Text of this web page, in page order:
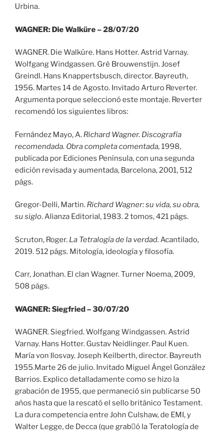
Urbina.
WAGNER: Die Walküre – 28/07/20
WAGNER. Die Walküre. Hans Hotter. Astrid Varnay.
Wolfgang Windgassen. Gré Brouwenstijn. Josef
Greindl. Hans Knappertsbusch, director. Bayreuth,
1956. Martes 14 de Agosto. Invitado Arturo Reverter.
Argumenta porque seleccionó este montaje. Reverter
recomendó los siguientes libros:
Fernández Mayo, A. Richard Wagner. Discografía
recomendada. Obra completa comentada, 1998,
publicada por Ediciones Península, con una segunda
edición revisada y aumentada, Barcelona, 2001, 512
págs.
Gregor-Delli, Martin. Richard Wagner: su vida, su obra,
su siglo. Alianza Editorial, 1983. 2 tomos, 421 págs.
Scruton, Roger. La Tetralogía de la verdad. Acantilado,
2019. 512 págs. Mitología, ideología y filosofía.
Carr, Jonathan. El clan Wagner. Turner Noema, 2009,
508 págs.
WAGNER: Siegfried – 30/07/20
WAGNER. Siegfried. Wolfgang Windgassen. Astrid
Varnay. Hans Hotter. Gustav Neidlinger. Paul Kuen.
María von Ilosvay. Joseph Keilberth, director. Bayreuth
1955.Marte 26 de julio. Invitado Miguel Ángel González
Barrios. Explico detalladamente como se hizo la
grabación de 1955, que permaneció sin publicarse 50
años hasta que la rescató el sello británico Testament.
La dura competencia entre John Culshaw, de EMI, y
Walter Legge, de Decca (que grabٕó la Teratología de